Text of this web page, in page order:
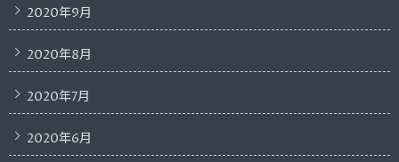
2020年9月
2020年8月
2020年7月
2020年6月